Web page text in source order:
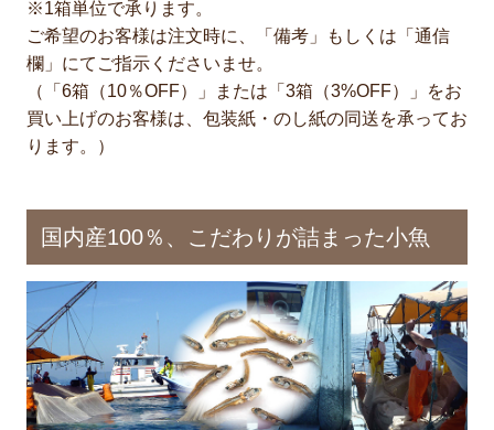
※1箱単位で承ります。
ご希望のお客様は注文時に、「備考」もしくは「通信
欄」にてご指示くださいませ。
（「6箱（10％OFF）」または「3箱（3%OFF）」をお
買い上げのお客様は、包装紙・のし紙の同送を承ってお
ります。）
国内産100％、こだわりが詰まった小魚